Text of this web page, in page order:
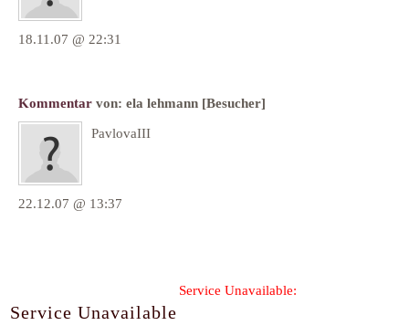
18.11.07 @ 22:31
Kommentar von: ela lehmann [Besucher]
PavlovaIII
22.12.07 @ 13:37
Formular wird geladen...